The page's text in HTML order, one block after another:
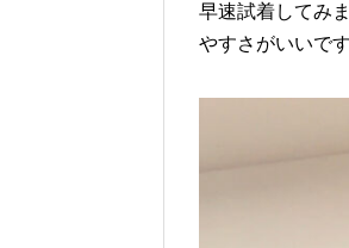
早速試着してみ
やすさがいいです